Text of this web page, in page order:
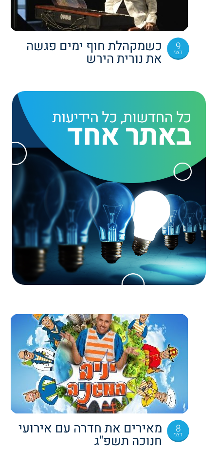
9
דצמ כשמקהלת חוף ימים פגשה
את נורית הירש
8
דצמ מאירים את חדרה עם אירועי
חנוכה תשפ"ג